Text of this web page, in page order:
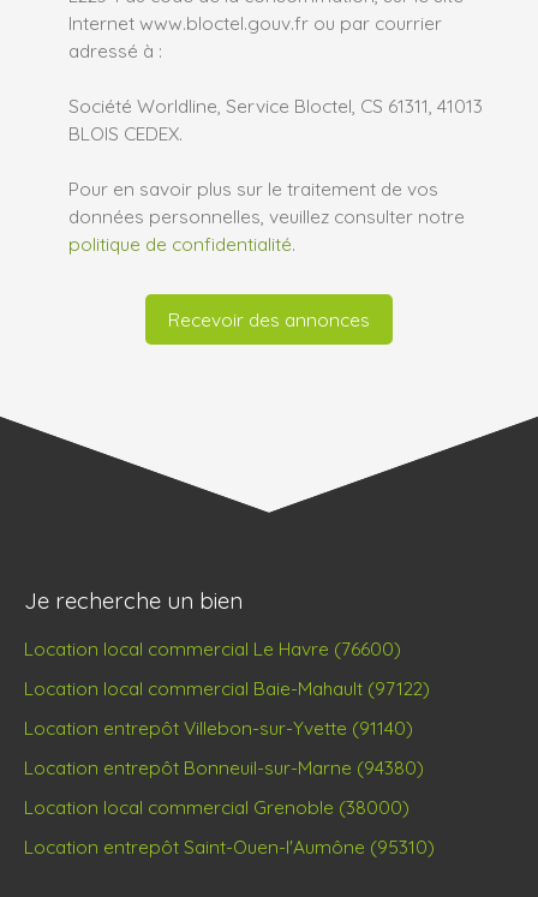
Internet www.bloctel.gouv.fr ou par courrier
adressé à :
Société Worldline, Service Bloctel, CS 61311, 41013
BLOIS CEDEX.
Pour en savoir plus sur le traitement de vos
données personnelles, veuillez consulter notre
politique de confidentialité.
Recevoir des annonces
Je recherche un bien
Location local commercial Le Havre (76600)
Location local commercial Baie-Mahault (97122)
Location entrepôt Villebon-sur-Yvette (91140)
Location entrepôt Bonneuil-sur-Marne (94380)
Location local commercial Grenoble (38000)
Location entrepôt Saint-Ouen-l'Aumône (95310)